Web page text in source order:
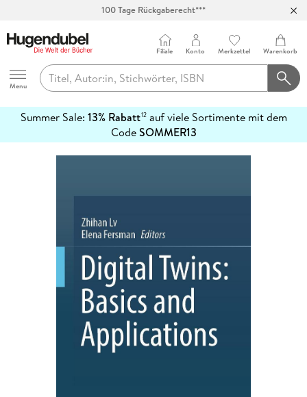
Hugendubel
Menu
Filiale Konto Merkzettel Warenkorb
Summer Sale: 13% Rabatt12auf viele Sortimente mit dem
CodeSOMMER13
erfahren